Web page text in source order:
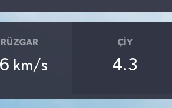
RÜZGAR
km/s
ÇIY
4.3